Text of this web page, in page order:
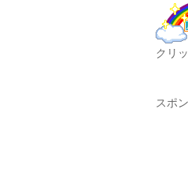
クリ
スポ